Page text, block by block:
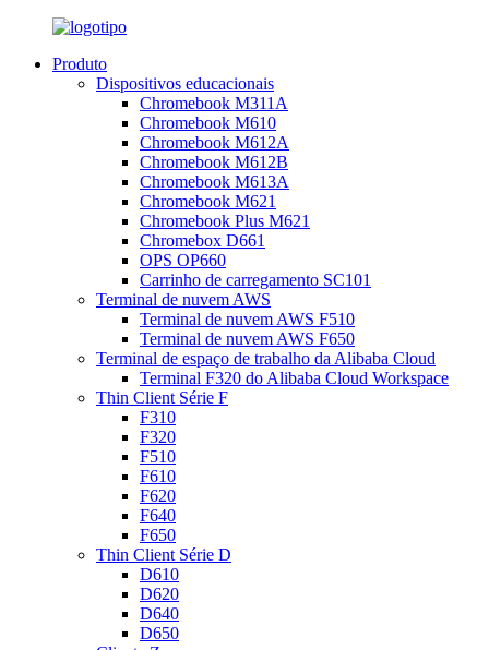
Produto
Dispositivos educacionais
Chromebook M311A
Chromebook M610
Chromebook M612A
Chromebook M612B
Chromebook M613A
Chromebook M621
Chromebook Plus M621
Chromebox D661
OPS OP660
Carrinho de carregamento SC101
Terminal de nuvem AWS
Terminal de nuvem AWS F510
Terminal de nuvem AWS F650
Terminal de espaço de trabalho da Alibaba Cloud
Terminal F320 do Alibaba Cloud Workspace
Thin Client Série F
F310
F320
F510
F610
F620
F640
F650
Thin Client Série D
D610
D620
D640
D650